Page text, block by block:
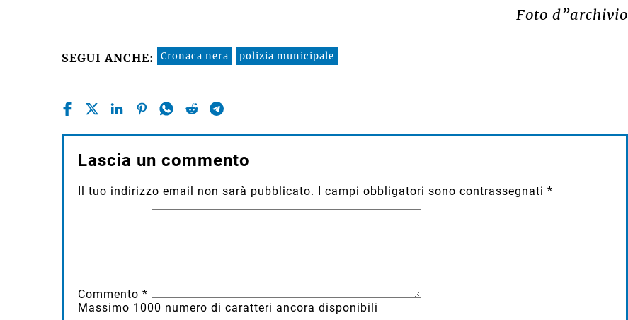
Foto d”archivio
SEGUI ANCHE: Cronaca nera polizia municipale
Lascia un commento
Il tuo indirizzo email non sarà pubblicato. I campi obbligatori sono contrassegnati *
Commento *
Massimo 1000 numero di caratteri ancora disponibili